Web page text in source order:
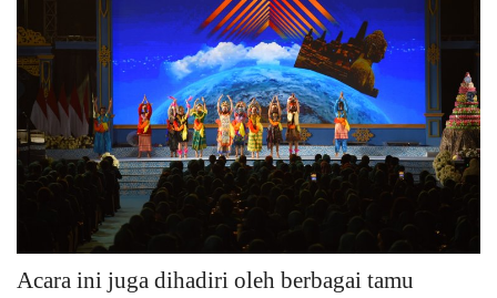
Layanan Publik
Perempuan/Anak
Acara ini juga dihadiri oleh berbagai tamu